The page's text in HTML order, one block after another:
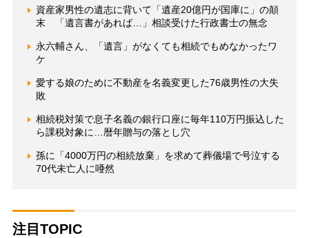
資産家男性の遺志に背いて「遺産20億円が国庫に」の顛
末 「遺言書があれば…」相談受けた行政書士の無念
永六輔さん、「遺言」がなくても相続でもめなかったワ
ケ
愛する娘のために不動産を名義変更した76歳男性の大失
敗
相続税対策で息子名義の銀行口座に毎年110万円振込した
ら課税対象に…暦年贈与の落とし穴
孫に「4000万円の相続放棄」を求めて葬儀場で号泣する
70代未亡人に唖然
注目TOPIC